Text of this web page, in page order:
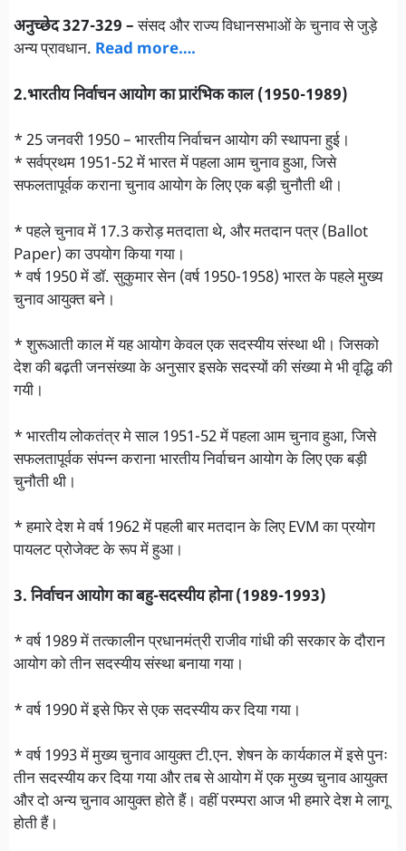
अनुच्छेद 327-329 –संसद और राज्य विधानसभाओं के चुनाव से जुड़े
अन्य प्रावधान. Read more….
2.भारतीय निर्वाचन आयोग का प्रारंभिक काल (1950-1989)
* 25 जनवरी 1950 – भारतीय निर्वाचन आयोग की स्थापना हुई।
* सर्वप्रथम 1951-52 में भारत में पहला आम चुनाव हुआ, जिसे
सफलतापूर्वक कराना चुनाव आयोग के लिए एक बड़ी चुनौती थी।
* पहले चुनाव में 17.3 करोड़ मतदाता थे, और मतदान पत्र (Ballot
Paper) का उपयोग किया गया।
* वर्ष 1950 में डॉ. सुकुमार सेन (वर्ष 1950-1958) भारत के पहले मुख्य
चुनाव आयुक्त बने।
* शुरूआती काल में यह आयोग केवल एक सदस्यीय संस्था थी। जिसको
देश की बढ़ती जनसंख्या के अनुसार इसके सदस्यों की संख्या मे भी वृद्धि की
गयी।
* भारतीय लोकतंत्र मे साल 1951-52 में पहला आम चुनाव हुआ, जिसे
सफलतापूर्वक संपन्न कराना भारतीय निर्वाचन आयोग के लिए एक बड़ी
चुनौती थी।
* हमारे देश मे वर्ष 1962 में पहली बार मतदान के लिए EVM का प्रयोग
पायलट प्रोजेक्ट के रूप में हुआ।
3. निर्वाचन आयोग का बहु-सदस्यीय होना (1989-1993)
* वर्ष 1989 में तत्कालीन प्रधानमंत्री राजीव गांधी की सरकार के दौरान
आयोग को तीन सदस्यीय संस्था बनाया गया।
* वर्ष 1990 में इसे फिर से एक सदस्यीय कर दिया गया।
* वर्ष 1993 में मुख्य चुनाव आयुक्त टी.एन. शेषन के कार्यकाल में इसे पुनः
तीन सदस्यीय कर दिया गया और तब से आयोग में एक मुख्य चुनाव आयुक्त
और दो अन्य चुनाव आयुक्त होते हैं। वहीं परम्परा आज भी हमारे देश मे लागू
होती हैं।